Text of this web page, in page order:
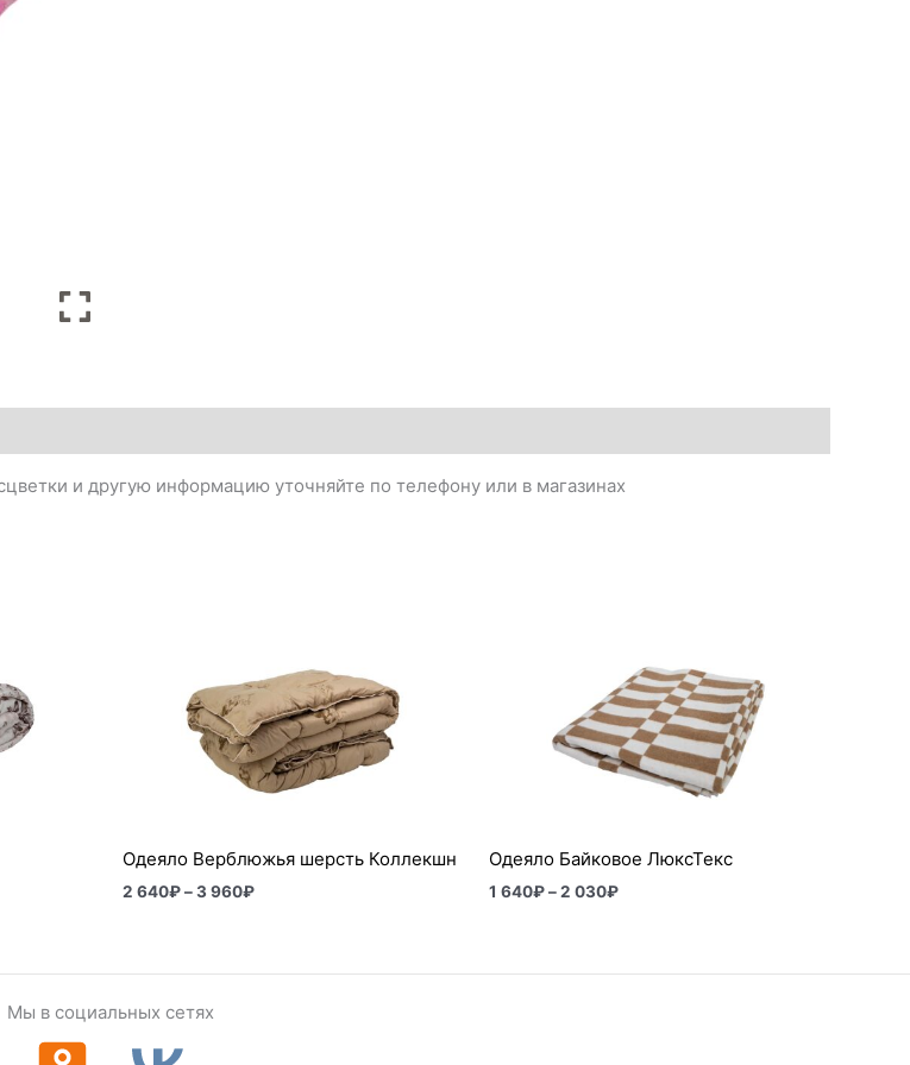
и другую информацию уточняйте по телефону или в магазинах
Одеяло Верблюжья шерсть Коллекшн
2 640₽–3 960₽
640₽
–
3
960₽
Одеяло Байковое ЛюксТекс
1 640₽ – 2 030₽
640₽
–
2
030₽
Мы в социальных сетях